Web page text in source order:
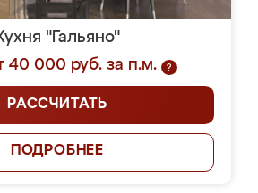
"Гальяно"
40 000 руб. за п.м.
?
РАССЧИТАТЬ
ПОДРОБНЕЕ